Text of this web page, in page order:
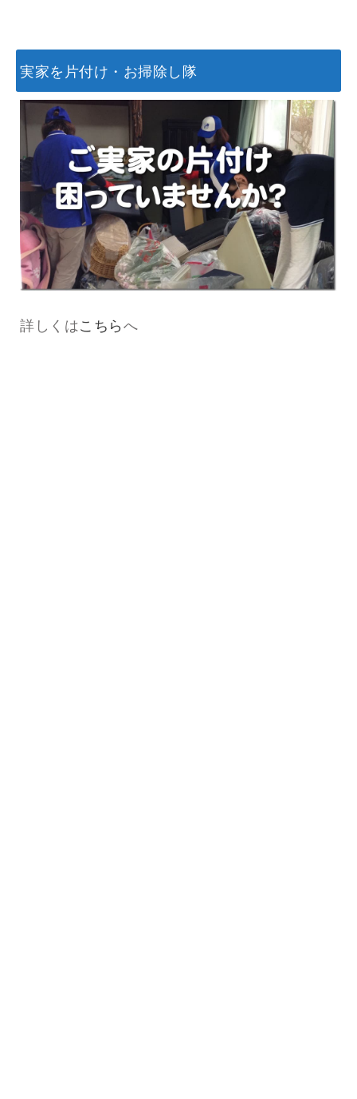
実家を片付け・お掃除し隊
詳しくはこちらへ